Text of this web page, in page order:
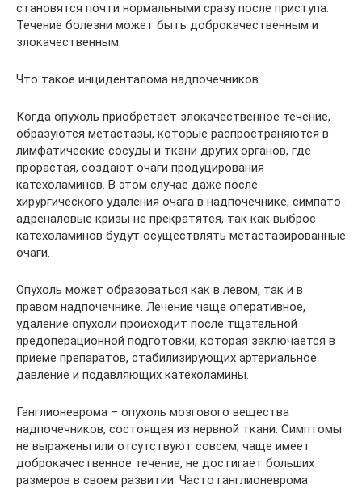
становятся почти нормальными сразу после приступа.
Течение болезни может быть доброкачественным и
злокачественным.
Что такое инциденталома надпочечников
Когда опухоль приобретает злокачественное течение,
образуются метастазы, которые распространяются в
лимфатические сосуды и ткани других органов, где
прорастая, создают очаги продуцирования
катехоламинов. В этом случае даже после
хирургического удаления очага в надпочечнике, симпато-
адреналовые кризы не прекратятся, так как выброс
катехоламинов будут осуществлять метастазированные
очаги.
Опухоль может образоваться как в левом, так и в
правом надпочечнике. Лечение чаще оперативное,
удаление опухоли происходит после тщательной
предоперационной подготовки, которая заключается в
приеме препаратов, стабилизирующих артериальное
давление и подавляющих катехоламины.
Ганглионеврома – опухоль мозгового вещества
надпочечников, состоящая из нервной ткани. Симптомы
не выражены или отсутствуют совсем, чаще имеет
доброкачественное течение, не достигает больших
размеров в своем развитии. Часто ганглионеврома